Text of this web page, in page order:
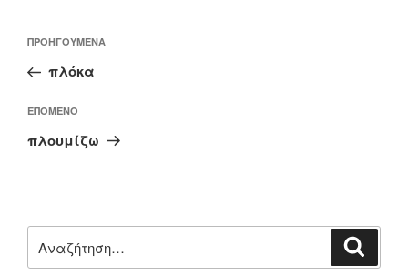
άρθρων
Προηγούμενο
άρθρο
ΠΡΟΗΓΟΎΜΕΝΑ
πλόκα
Επόμενο
άρθρο
ΕΠΌΜΕΝΟ
πλουμίζω
για: